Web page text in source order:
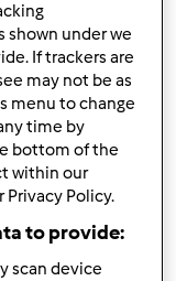
under we
If trackers are
may not be as
menu to change
time by
bottom of the
within our
Privacy Policy.
to provide:
scan device